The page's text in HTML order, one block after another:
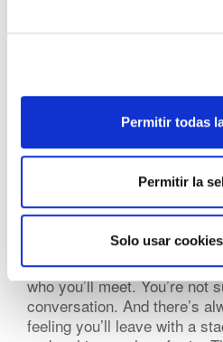
Permitir todas
Permitir la
Solo usar
Tue, 04 August 2026
Walking into a networking
intimidating. You don’t know
who you’ll meet. You’re not
conversation. And there’s
feeling you’ll leave with a